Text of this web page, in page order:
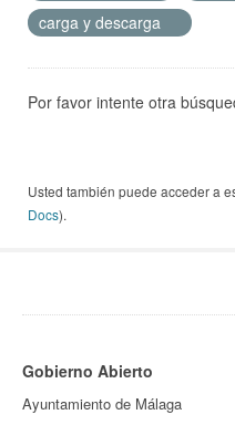
carga y descarga
Por favor intente otra
Usted también puede acceder a
Docs).
Gobierno Abierto
Ayuntamiento de Málaga